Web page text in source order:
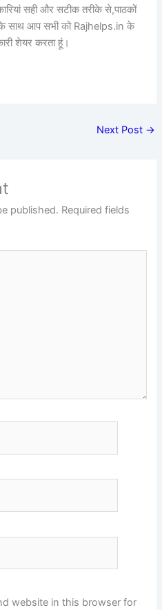
सही और सटीक तरीके से,पाठकों
के साथ आप सभी को Rajhelps.in के
शेयर करता हूं।
Next Post →
published. Required fields
website in this browser for